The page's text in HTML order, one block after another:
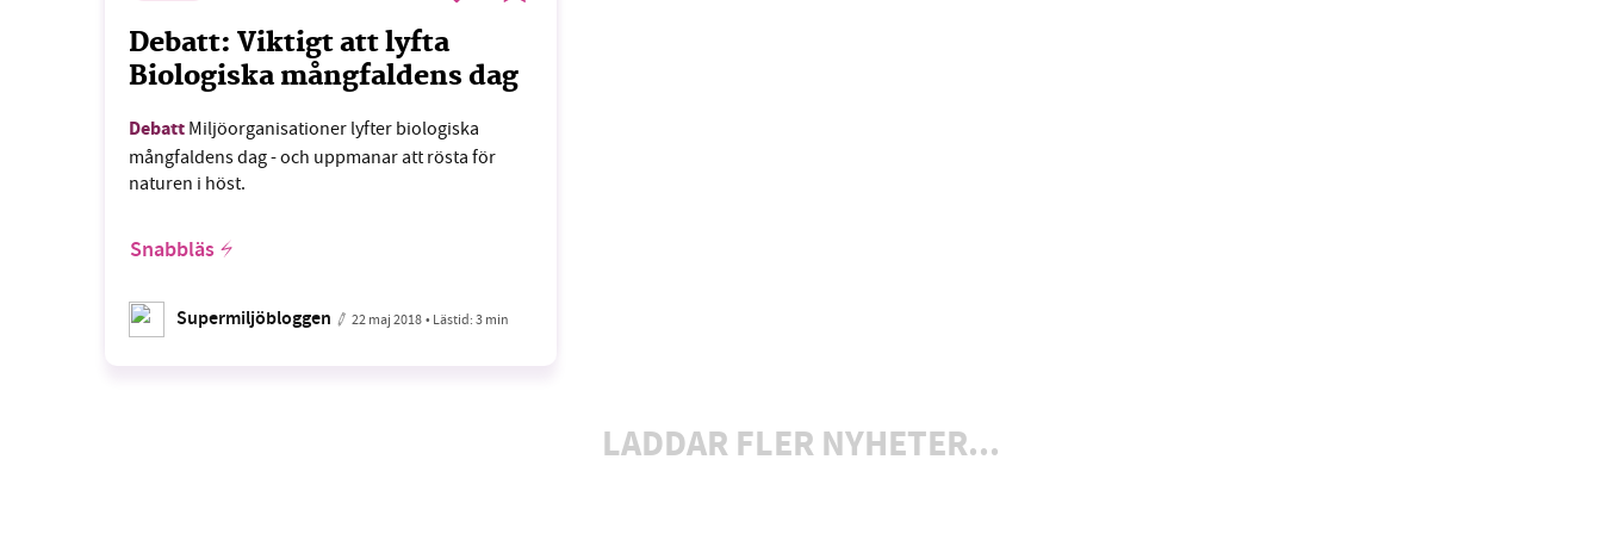
Debatt: Viktigt att lyfta
Biologiska mångfaldens dag
Debatt Miljöorganisationer lyfter biologiska
mångfaldens dag - och uppmanar att rösta för
naturen i höst.
Snabbläs
Supermiljöbloggen 22 maj 2018• Lästid:3 min
LADDAR FLER NYHETER...